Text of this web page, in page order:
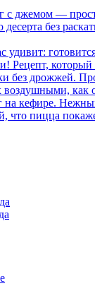
с джемом —
десерта без
удивит:
Рецепт,
без дрожжей.
воздушными, как
на кефире.
что пицца